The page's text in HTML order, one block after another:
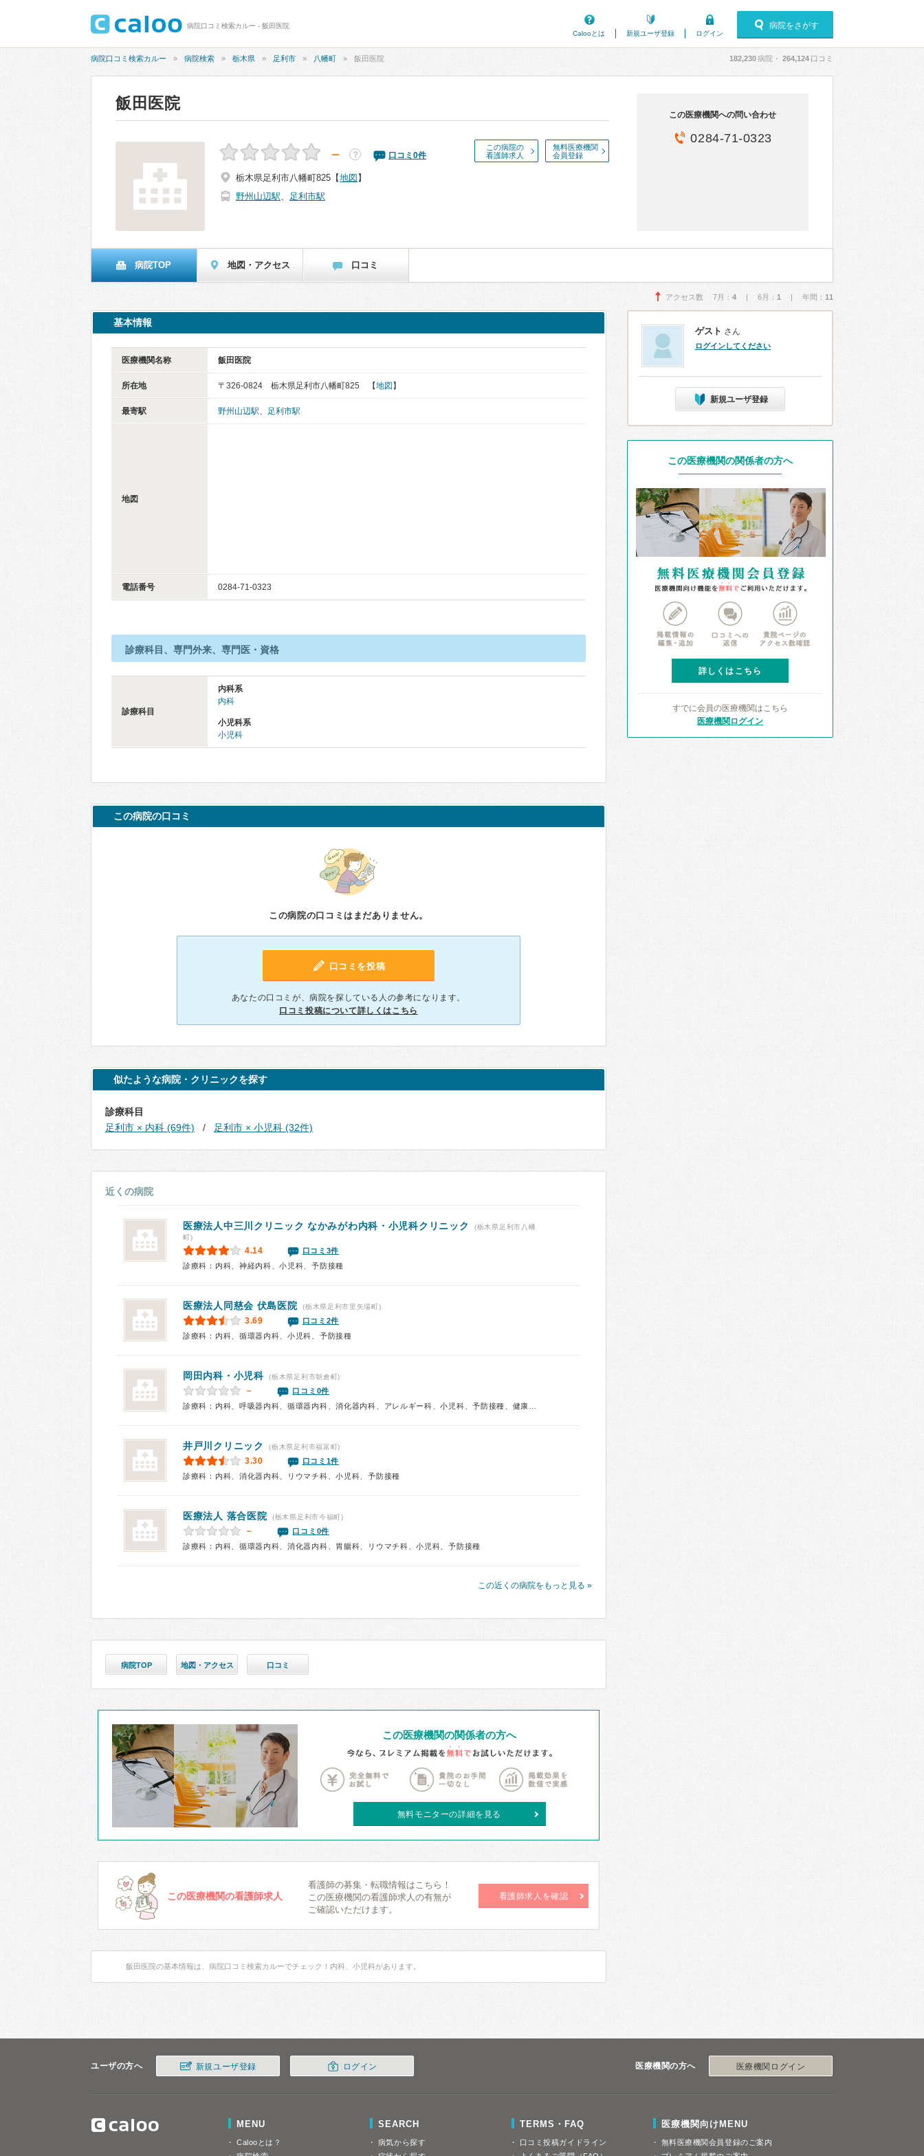
病院口コミ検索カルー - 飯田医院
Calooとは
新規ユーザ登録 ログイン
病院をさがす
病院口コミ検索カルー 病院検索 栃木県 足利市 八幡町 飯田医院 182,230病院・ 264,124 口コミ
飯田医院
この病院の
看護師求人
無料医療機関
会員登録
－ ？ 口コミ 0件
栃木県足利市八幡町825 【地図 】
野州山辺駅、 足利市駅
この医療機関への問い合わせ
0284-71-0323
病院TOP 地図・アクセス 口コミ
アクセス数 7月： 4 | 6月： 1 | 年間： 11
基本情報
医療機関名称 飯田医院
所在地 〒326-0824 栃木県足利市八幡町825 【地図 】
最寄駅 野州山辺駅、 足利市駅
地図
電話番号 0284-71-0323
診療科目、専門外来、専門医・資格
診療科目
内科系
内科
小児科系
小児科
この病院の口コミ
この病院の口コミはまだありません。
口コミを投稿
あなたの口コミが、病院を探している人の参考になります。
口コミ投稿について詳しくはこちら
似たような病院・クリニックを探す
診療科目
足利市 × 内科 (69件)
足利市 × 小児科 (32件)
近くの病院
医療法人中三川クリニック なかみがわ内科・小児科クリニック
(栃木県足利市八幡
町)
4.14
口コミ3件
診療科：内科、神経内科、小児科、予防接種
医療法人同慈会 伏島医院 (栃木県足利市里矢場町)
3.69
口コミ2件
診療科：内科、循環器内科、小児科、予防接種
岡田内科・小児科 (栃木県足利市朝倉町)
－
口コミ0件
井戸川クリニック (栃木県足利市福富町)
3.30
口コミ1件
診療科：内科、消化器内科、リウマチ科、小児科、予防接種
医療法人 落合医院 (栃木県足利市今福町)
－
口コミ0件
診療科：内科、循環器内科、消化器内科、胃腸科、リウマチ科、小児科、予防接種
この近くの病院をもっと見る »
病院TOP 地図・アクセス 口コミ
この医療機関の関係者の方へ
無料モニターの詳細を見る
この医療機関の看護師求人
看護師の募集・転職情報はこちら！
この医療機関の看護師求人の有無が
ご確認いただけます。
看護師求人を確認
飯田医院の基本情報は、病院口コミ検索カルーでチェック！内科、小児科があります。
ゲスト さん
ログインしてください
新規ユーザ登録
この医療機関の関係者の方へ
詳しくはこちら
すでに会員の医療機関はこちら
医療機関ログイン
ユーザの方へ 新規ユーザ登録 ログイン 医療機関の方へ 医療機関ログイン
MENU
Calooとは？
SEARCH
病気から探す
TERMS・FAQ
口コミ投稿ガイドライン
医療機関向けMENU
無料医療機関会員登録のご案内